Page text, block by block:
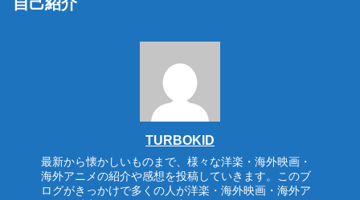
TURBOKID
最新から懐かしいものまで、様々な洋楽・海外映画・
海外アニメの紹介や感想を投稿していきます。このブ
ログがきっかけで多くの人が洋楽・海外映画・海外ア